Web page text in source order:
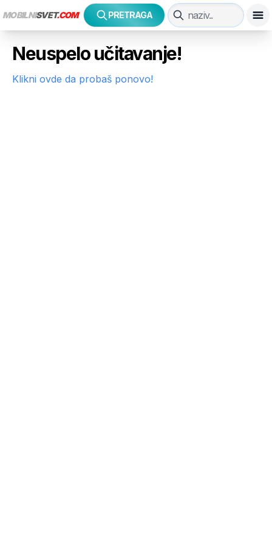
MOBILNISVET.COM PRETRAGA
Neuspelo učitavanje!
Klikni ovde da probaš ponovo!